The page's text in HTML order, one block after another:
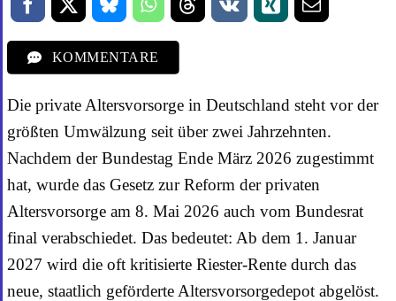
KOMMENTARE
Die private Altersvorsorge in Deutschland steht vor der
größten Umwälzung seit über zwei Jahrzehnten.
Nachdem der Bundestag Ende März 2026 zugestimmt
hat, wurde das Gesetz zur Reform der privaten
Altersvorsorge am 8. Mai 2026 auch vom Bundesrat
final verabschiedet. Das bedeutet: Ab dem 1. Januar
2027 wird die oft kritisierte Riester-Rente durch das
neue, staatlich geförderte Altersvorsorgedepot abgelöst.